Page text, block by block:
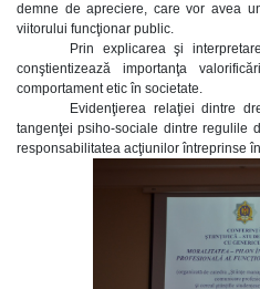
demne de apreciere, care vor avea
viitorului funcţionar public.
Prin explicarea şi
conştientizează importanţa
comportament etic în societate.
Evidenţierea relaţiei dintre
tangenţei psiho-sociale dintre regulile
responsabilitatea acţiunilor întreprinse